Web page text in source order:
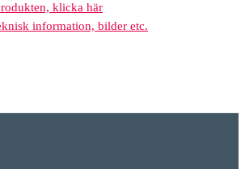
klicka här
information, bilder etc.